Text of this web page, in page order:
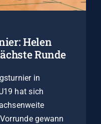
Helen
Runde
in
hat sich
gewann